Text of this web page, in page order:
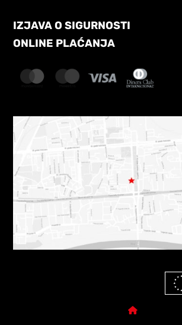
IZJAVA O SIGURNOSTI
ONLINE PLAĆANJA